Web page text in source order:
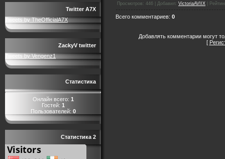
Twitter A7X
Tweets by TheOfficialA7X
ZackyV twitter
Tweets by Vengenz1
Статистика
Онлайн всего: 1
Гостей: 1
Пользователей: 0
Статистика 2
Просмотров : 446 Добавил: VictoriaAVIIX
Всего комментариев: 0
Добавлять комментарии могут
[